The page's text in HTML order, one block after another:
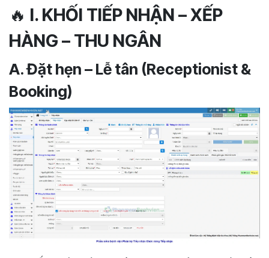
🔥 I. KHỐI TIẾP NHẬN – XẾP
HÀNG – THU NGÂN
A. Đặt hẹn – Lễ tân (Receptionist &
Booking)